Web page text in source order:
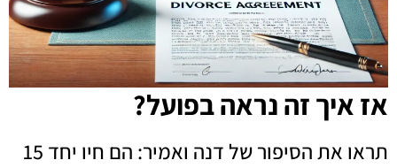
אז איך זה נראה בפועל?
תראו את הסיפור של דנה ואמיר: הם חיו יחד 15